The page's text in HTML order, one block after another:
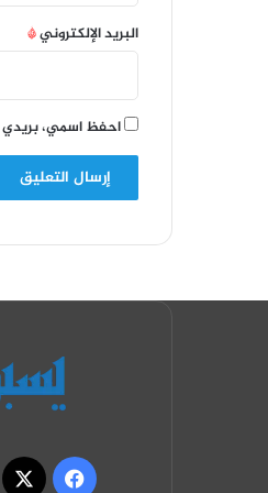
البريد الإلكتروني*
احفظ اسمي، بريدي
‫X